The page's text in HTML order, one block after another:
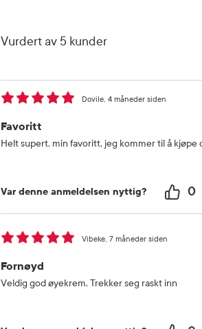
Vurdert av 5 kunder
Favoritt
4 måneder siden
Dovile
Helt supert, min favoritt, jeg kommer til å kjøpe
Var denne anmeldelsen nyttig? 0
Fornøyd
7 måneder siden
Vibeke
Veldig god øyekrem. Trekker seg raskt inn